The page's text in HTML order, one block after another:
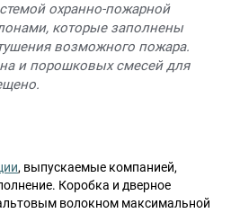
охранно-пожарной
которые заполнены
возможного пожара.
и порошковых смесей для
, выпускаемые компанией,
Коробка и дверное
волокном максимальной